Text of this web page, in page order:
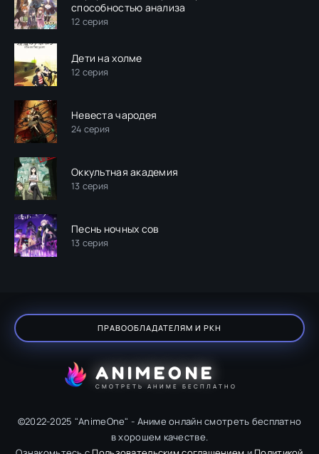
способностью анализа
12 серия
Дети на холме
12 серия
Невеста чародея
24 серия
Оккультная академия
13 серия
Песнь ночных сов
13 серия
ПРАВООБЛАДАТЕЛЯМ И РКН
ANIMEONE
СМОТРЕТЬ АНИМЕ БЕСПЛАТНО
©2022-2025 "AnimeOne" - Аниме онлайн смотреть бесплатно
в хорошем качестве.